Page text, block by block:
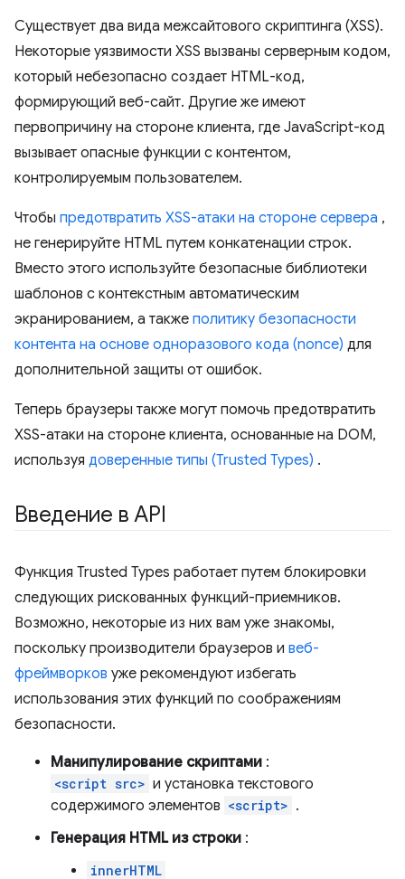
Существует два вида межсайтового скриптинга (XSS).
Некоторые уязвимости XSS вызваны серверным кодом,
который небезопасно создает HTML-код,
формирующий веб-сайт. Другие же имеют
первопричину на стороне клиента, где JavaScript-код
вызывает опасные функции с контентом,
контролируемым пользователем.
Чтобы предотвратить XSS-атаки на стороне сервера ,
не генерируйте HTML путем конкатенации строк.
Вместо этого используйте безопасные библиотеки
шаблонов с контекстным автоматическим
экранированием, а также политику безопасности
контента на основе одноразового кода (nonce) для
дополнительной защиты от ошибок.
Теперь браузеры также могут помочь предотвратить
XSS-атаки на стороне клиента, основанные на DOM,
используя доверенные типы (Trusted Types) .
Введение в API
Функция Trusted Types работает путем блокировки
следующих рискованных функций-приемников.
Возможно, некоторые из них вам уже знакомы,
поскольку производители браузеров и веб-
фреймворков уже рекомендуют избегать
использования этих функций по соображениям
безопасности.
Манипулирование скриптами :
<script src> и установка текстового
содержимого элементов <script> .
Генерация HTML из строки :
innerHTML